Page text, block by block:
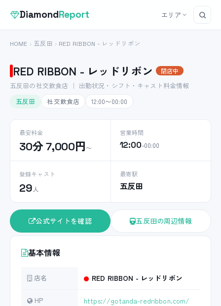
DiamondReport エリア
HOME 五反田 RED RIBBON - レッドリボン
RED RIBBON - レッドリボン 閉店中
五反田の社交飲食店 ｜ 出勤状況・シフト・キャスト料金情報
五反田
社交飲食店 12:00〜00:00
最安料金
30分 7,000円〜
営業時間
12:00–00:00
登録キャスト
29 人
最寄駅
五反田
公式サイトを確認 五反田の周辺情報
基本情報
店名 RED RIBBON - レッドリボン
HP https://gotanda-redribbon.com/